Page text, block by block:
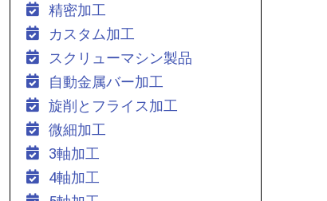
精密加工
カスタム加工
スクリューマシン製品
自動金属バー加工
旋削とフライス加工
微細加工
3軸加工
4軸加工